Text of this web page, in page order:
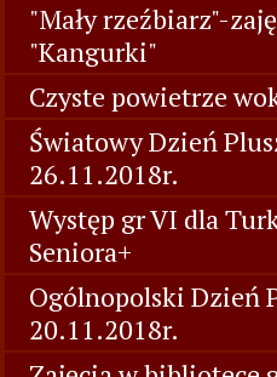
"Mały rzeźbiarz"-
"Kangurki"
Czyste powietrze
Światowy Dzień
26.11.2018r.
Występ gr VI dla
Seniora+
Ogólnopolski Dzień
20.11.2018r.